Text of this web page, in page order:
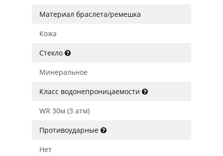
Материал браслета/ремешка
Кожа
Стекло
Минеральное
Класс водонепроницаемости
WR 30м (3 атм)
Противоударные
Нет